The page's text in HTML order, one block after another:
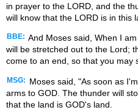
in prayer to the LORD, and the
will know that the LORD is in this
BBE: And Moses said, When I
will be stretched out to the Lord;
come to an end, so that you may
MSG:
Moses said, "As soon as
arms to GOD. The thunder will
that the land is GOD's land.